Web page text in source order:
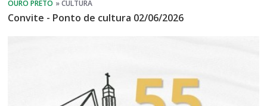
Convite - Ponto de cultura 02/06/2026